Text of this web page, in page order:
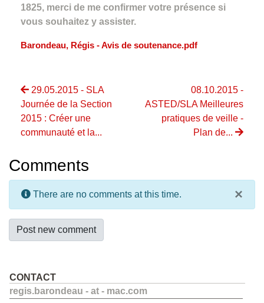
1825, merci de me confirmer votre présence si
vous souhaitez y assister.
Barondeau, Régis - Avis de soutenance.pdf
29.05.2015 - SLA
Journée de la Section
2015 : Créer une
communauté et la...
08.10.2015 -
ASTED/SLA Meilleures
pratiques de veille -
Plan de...
Comments
×
There are no comments at this time.
Post new comment
CONTACT
regis.barondeau - at - mac.com